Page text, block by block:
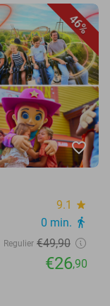
46%
favorite_border
9.1 star
0 min. directions_walk
Regulier €49,90
€26,90